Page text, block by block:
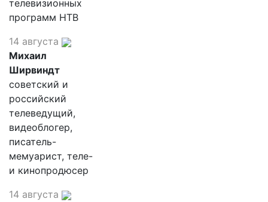
телевизионных
программ НТВ
14 августа
Михаил
Ширвиндт
советский и
российский
телеведущий,
видеоблогер,
писатель-
мемуарист, теле-
и кинопродюсер
14 августа